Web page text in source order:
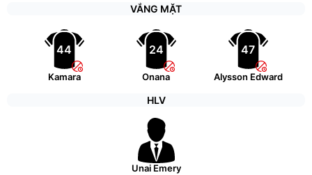
VẮNG MẶT
44
Kamara
24
Onana
47
Alysson Edward
HLV
Unai Emery